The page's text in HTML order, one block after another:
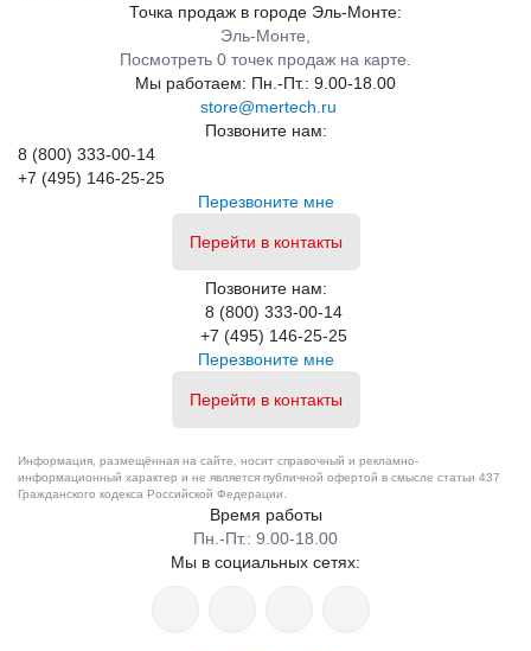
Точка продаж в городе Эль-Монте:
Эль-Монте,
Посмотреть 0 точек продаж на карте.
Мы работаем: Пн.-Пт.: 9.00-18.00
store@mertech.ru
Позвоните нам:
8 (800) 333-00-14
+7 (495) 146-25-25
Перезвоните мне
Перейти в контакты
Позвоните нам:
8 (800) 333-00-14
+7 (495) 146-25-25
Перезвоните мне
Перейти в контакты
Информация, размещённая на сайте, носит справочный и рекламно-
информационный характер и не является публичной офертой в смысле статьи 437
Гражданского кодекса Российской Федерации.
Время работы
Пн.-Пт.: 9.00-18.00
Мы в социальных сетях: